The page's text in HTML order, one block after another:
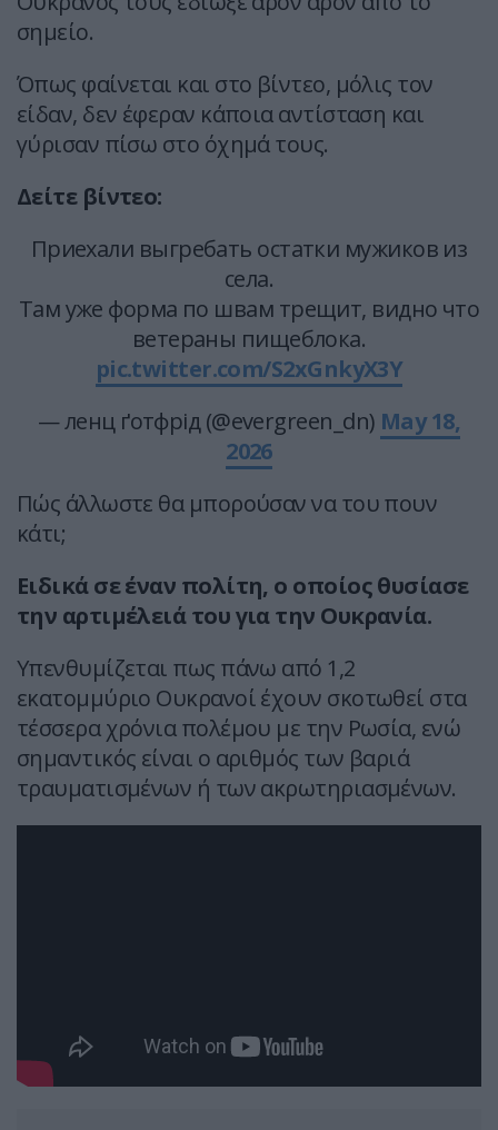
σημείο.
Όπως φαίνεται και στο βίντεο, μόλις τον
είδαν, δεν έφεραν κάποια αντίσταση και
γύρισαν πίσω στο όχημά τους.
Δείτε βίντεο:
Приехали выгребать остатки мужиков из
села.
Там уже форма по швам трещит, видно что
ветераны пищеблока.
pic.twitter.com/S2xGnkyX3Y
— ленц ґотфрід (@evergreen_dn) May 18,
2026
Πώς άλλωστε θα μπορούσαν να του πουν
κάτι;
Ειδικά σε έναν πολίτη, ο οποίος θυσίασε
την αρτιμέλειά του για την Ουκρανία.
Υπενθυμίζεται πως πάνω από 1,2
εκατομμύριο Ουκρανοί έχουν σκοτωθεί στα
τέσσερα χρόνια πολέμου με την Ρωσία, ενώ
σημαντικός είναι ο αριθμός των βαριά
τραυματισμένων ή των ακρωτηριασμένων.